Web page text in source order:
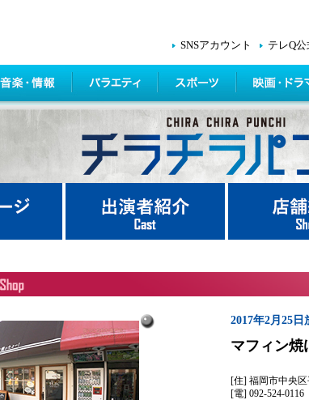
SNSアカウント テレQ
2017年2月25日
マフィン焼
[住] 福岡市中央区
[電] 092-524-0116